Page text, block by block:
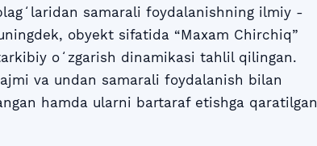
samarali foydalanishning ilmiy -
obyekt sifatida “Maxam Chirchiq”
oʻzgarish dinamikasi tahlil qilingan.
va undan samarali foydalanish bilan
hamda ularni bartaraf etishga qaratilgan